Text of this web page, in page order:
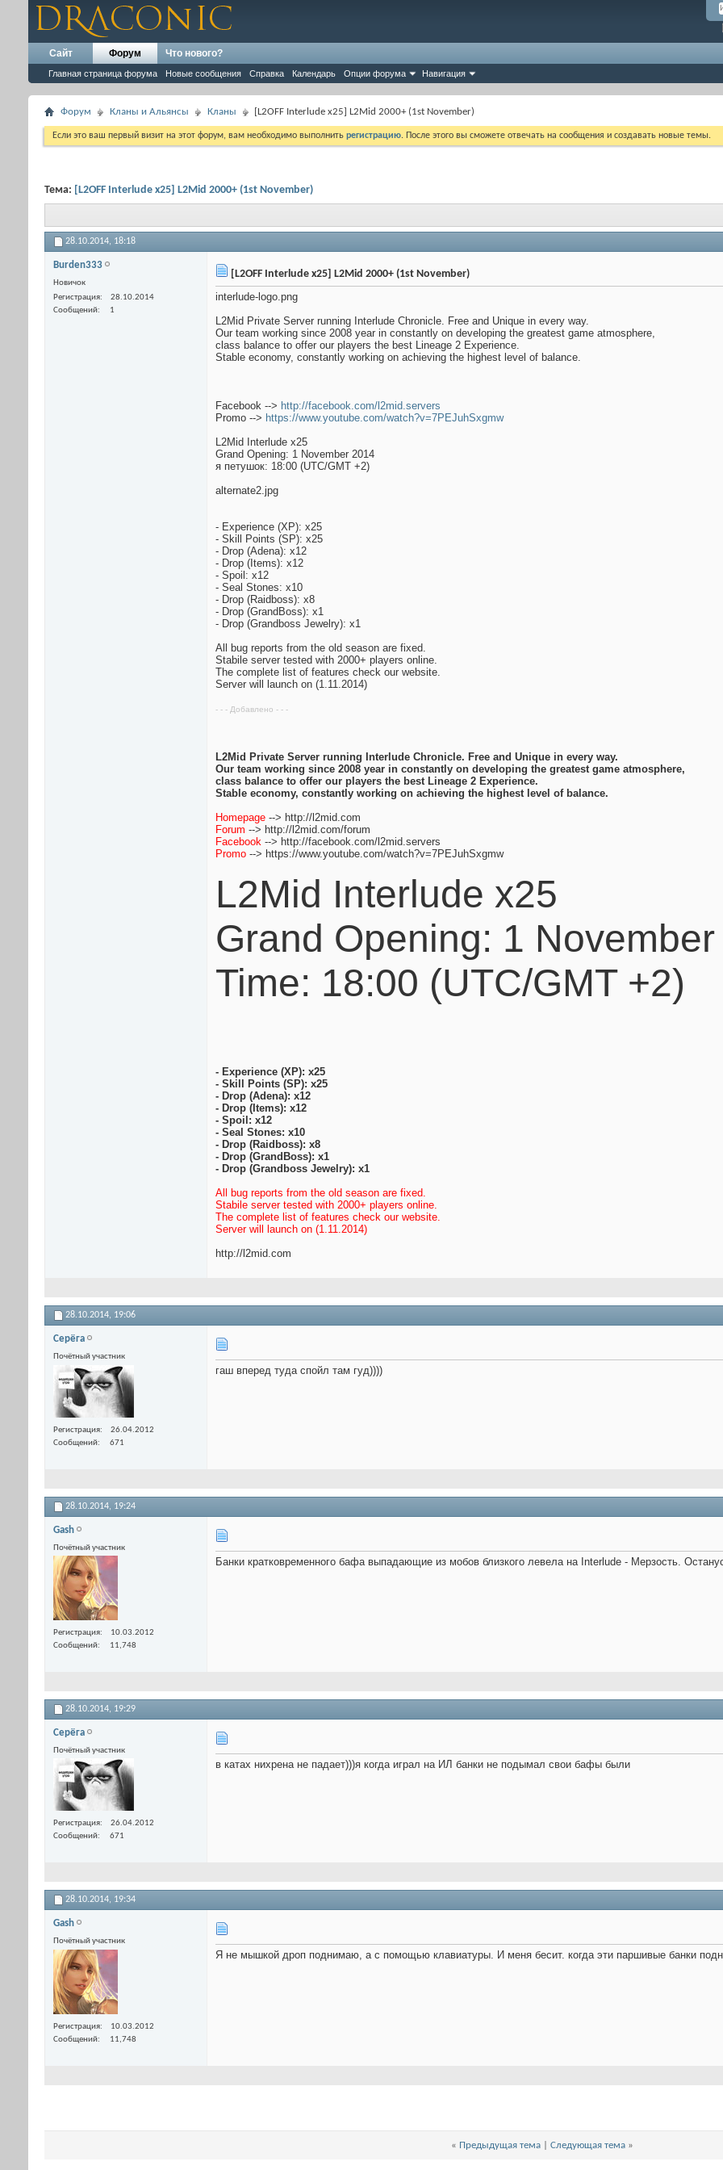
Сайт Форум
Главная страница форума Новые сообщения Справка Календарь Опции форума Навигация
Что нового?
Форум Кланы и Альянсы Кланы [L2OFF Interlude x25] L2Mid 2000+ (1st November)
Если это ваш первый визит на этот форум, вам необходимо выполнить регистрацию. После этого вы сможете отвечать на сообщения и создавать новые темы.
Тема: [L2OFF Interlude x25] L2Mid 2000+ (1st November)
28.10.2014, 18:18
Burden333
Новичок
Регистрация
28.10.2014
Сообщений
1
[L2OFF Interlude x25] L2Mid 2000+ (1st November)
interlude-logo.png
L2Mid Private Server running Interlude Chronicle. Free and Unique in every way.
Our team working since 2008 year in constantly on developing the greatest game atmosphere,
class balance to offer our players the best Lineage 2 Experience.
Stable economy, constantly working on achieving the highest level of balance.
Facebook --> http://facebook.com/l2mid.servers
Promo --> https://www.youtube.com/watch?v=7PEJuhSxgmw
L2Mid Interlude x25
Grand Opening: 1 November 2014
я петушок: 18:00 (UTC/GMT +2)
alternate2.jpg
- Experience (XP): x25
- Skill Points (SP): x25
- Drop (Adena): x12
- Drop (Items): x12
- Spoil: x12
- Seal Stones: x10
- Drop (Raidboss): x8
- Drop (GrandBoss): x1
- Drop (Grandboss Jewelry): x1
All bug reports from the old season are fixed.
Stabile server tested with 2000+ players online.
The complete list of features check our website.
Server will launch on (1.11.2014)
- - - Добавлено - - -
L2Mid Private Server running Interlude Chronicle. Free and Unique in every way.
Our team working since 2008 year in constantly on developing the greatest game atmosphere,
class balance to offer our players the best Lineage 2 Experience.
Stable economy, constantly working on achieving the highest level of balance.
Homepage --> http://l2mid.com
Forum --> http://l2mid.com/forum
Facebook --> http://facebook.com/l2mid.servers
Promo --> https://www.youtube.com/watch?v=7PEJuhSxgmw
L2Mid Interlude x25
Grand Opening: 1
Time: 18:00 (UTC/GMT +2)
- Experience (XP): x25
- Skill Points (SP): x25
- Drop (Adena): x12
- Drop (Items): x12
- Spoil: x12
- Seal Stones: x10
- Drop (Raidboss): x8
- Drop (GrandBoss): x1
- Drop (Grandboss Jewelry): x1
All bug reports from the old season are fixed.
Stabile server tested with 2000+ players online.
The complete list of features check our website.
Server will launch on (1.11.2014)
http://l2mid.com
28.10.2014, 19:06
Серёга
Почётный участник
Регистрация
26.04.2012
Сообщений
671
гаш вперед туда спойл там гуд))))
28.10.2014, 19:24
Gash
Почётный участник
Регистрация
10.03.2012
Сообщений
11,748
Банки кратковременного бафа выпадающие из мобов близкого левела на Interlude - Мерзость.
28.10.2014, 19:29
Серёга
Почётный участник
Регистрация
26.04.2012
Сообщений
671
в катах нихрена не падает)))я когда играл на ИЛ банки не подымал свои бафы были
28.10.2014, 19:34
Gash
Почётный участник
Регистрация
10.03.2012
Сообщений
11,748
Я не мышкой дроп поднимаю, а с помощью клавиатуры. И меня бесит. когда эти паршивые банки
« Предыдущая тема Следующая тема »